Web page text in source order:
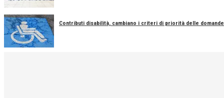
Contributi disabilità, cambiano i criteri di priorità delle domande